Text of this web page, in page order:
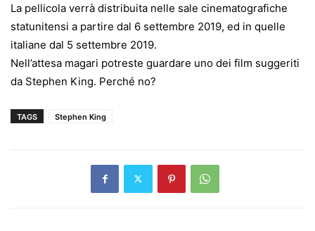
La pellicola verrà distribuita nelle sale cinematografiche
statunitensi a partire dal 6 settembre 2019, ed in quelle
italiane dal 5 settembre 2019.
Nell’attesa magari potreste guardare uno dei film suggeriti
da Stephen King. Perché no?
TAGS Stephen King